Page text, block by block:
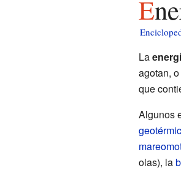
La
agotan,
que
Algunos
olas), la